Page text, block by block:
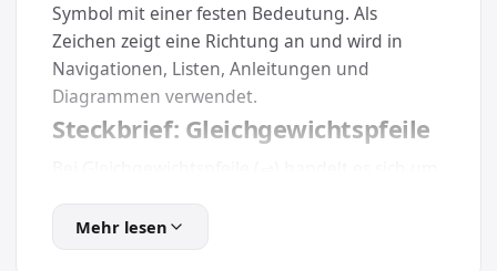
Symbol mit einer festen Bedeutung. Als
Zeichen zeigt eine Richtung an und wird in
Navigationen, Listen, Anleitungen und
Diagrammen verwendet.
Steckbrief: Gleichgewichtspfeile
gehört zur Kategorie Pfeile und lässt sich dank
Mehr lesen